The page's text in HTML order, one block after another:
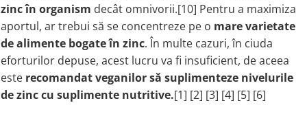
zinc în organism decât omnivorii.[10] Pentru a maximiza
aportul, ar trebui să se concentreze pe o mare varietate
de alimente bogate în zinc. În multe cazuri, în ciuda
eforturilor depuse, acest lucru va fi insuficient, de aceea
este recomandat veganilor să suplimenteze nivelurile
de zinc cu suplimente nutritive.[1] [2] [3] [4] [5] [6]